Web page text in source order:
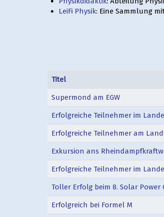
LeiFi Physik: Eine Sammlung
Titel
Supermond am EGW
Erfolgreiche Teilnehmer im
Erfolgreiche Teilnehmer am
Exkursion ans
Erfolgreiche Teilnehmer im
Toller Erfolg beim 8. Solar
Erfolgreich bei Formel M